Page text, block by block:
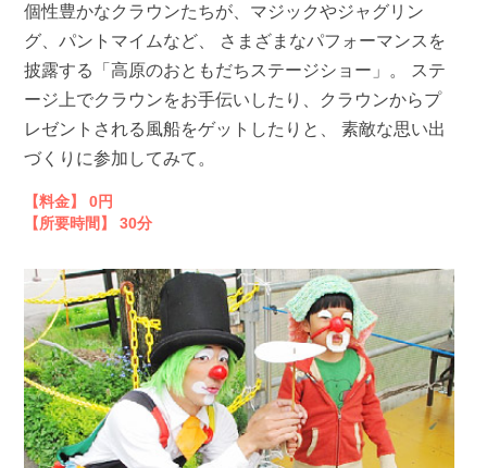
個性豊かなクラウンたちが、マジックやジャグリン
グ、パントマイムなど、 さまざまなパフォーマンスを
披露する「高原のおともだちステージショー」。 ステ
ージ上でクラウンをお手伝いしたり、クラウンからプ
レゼントされる風船をゲットしたりと、 素敵な思い出
づくりに参加してみて。
【料金】 0円
【所要時間】 30分